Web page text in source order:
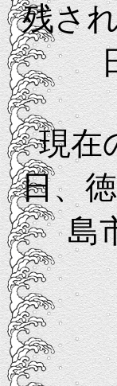
残さ
現在の
日、
島